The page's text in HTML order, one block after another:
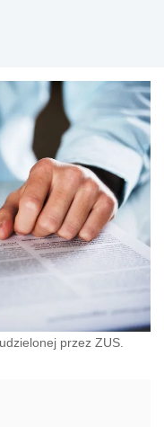
przez ZUS.